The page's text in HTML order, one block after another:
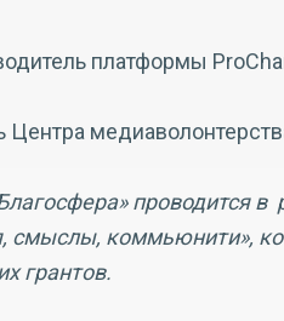
платформы
Центра
проводится в
коммьюнити»,
грантов.